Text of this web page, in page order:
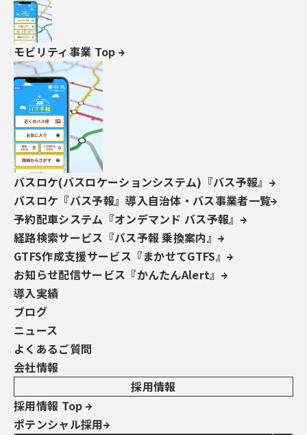
モビリティ事業 Top
バスロケ(バスロケーションシステム)『バス予報』
バスロケ『バス予報』導入自治体・バス事業者一覧
予約配車システム『オンデマンド バス予報』
経路検索サービス『バス予報 乗換案内』
GTFS作成支援サービス『まかせてGTFS』
お知らせ配信サービス『かんたんAlert』
導入実績
ブログ
ニュース
よくあるご質問
会社情報
採用情報
採用情報 Top
ポテンシャル採用
のフレンドリーな画面となっている。
また、システム的には、小型のIoTデバイスからGPS
を利用して正確な位置情報をクラウドにする仕組み
で、既存のバス運行システムには影響しない。
Microsoft社のクラウドを利用したサービスのため、
イベントやダイヤ改正などによる急なアクセス増加に
も柔軟に対応できる。さらに、従来の買い取り型のシ
ステムではなく、バス台数に応じた初期費用＋従量課
金のサービスで、地方や小規模のバス事業者が導入し
やすくなっている。路線バスだけでなく、コミュニ
ティバスや送迎バスにも対応が可能。
バスロケーションシステム（バスロケ）とは、主に鉄
道に比べ交通状況による影響で遅延が発生しやすい路
線バスの、到着時間の予測をおこなう仕組みである。
都市部では比較的導入が進んでいるが、運行システ
ム・料金システムを含めたトータルシステムであるこ
とが多く、コスト面の理由から、収益性で不利な状況
にある地方のバス事業者では導入が遅れている。バス
ロケによる到着予測サービスが地方にも普及すること
で、定時性に対するバス利用者の満足度改善やインバ
ウンド向けサービスの向上などを通じて、利用者増加
に向けた起爆剤になるものと期待されている。